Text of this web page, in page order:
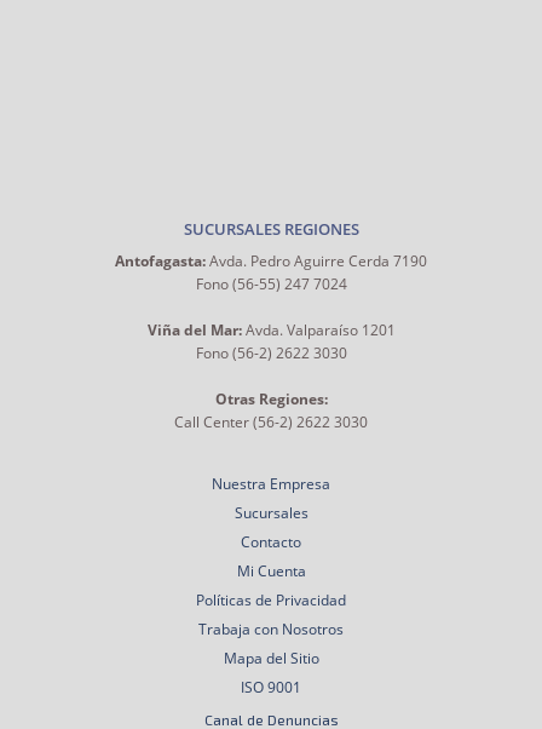
SUCURSALES REGIONES
Antofagasta:Avda. Pedro Aguirre Cerda 7190
Fono (56-55) 247 7024
Viña del Mar:Avda. Valparaíso 1201
Fono (56-2) 2622 3030
Otras Regiones:
Call Center (56-2) 2622 3030
Nuestra Empresa
Sucursales
Contacto
Mi Cuenta
Políticas de Privacidad
Trabaja con Nosotros
Mapa del Sitio
ISO 9001
Canal de Denuncias